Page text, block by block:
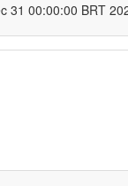
31 00:00:00 BRT